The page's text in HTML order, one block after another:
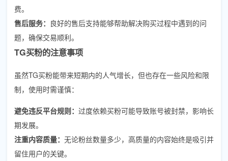
费。
售后服务： 良好的售后支持能够帮助解决购买过程中遇到的问
题，确保交易顺利。
TG买粉的注意事项
虽然TG买粉能带来短期内的人气增长，但也存在一些风险和限
制，使用时需谨慎：
避免违反平台规则： 过度依赖买粉可能导致账号被封禁，影响长
期发展。
注重内容质量： 无论粉丝数量多少，高质量的内容始终是吸引并
留住用户的关键。